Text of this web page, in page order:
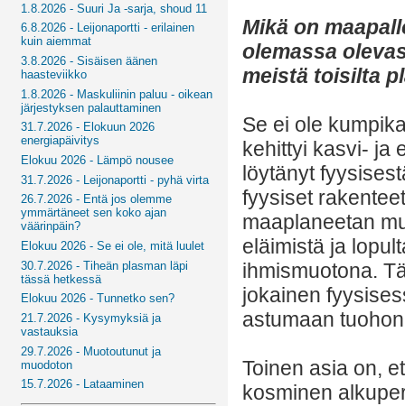
1.8.2026 - Suuri Ja -sarja, shoud 11
6.8.2026 - Leijonaportti - erilainen
kuin aiemmat
3.8.2026 - Sisäisen äänen
haasteviikko
1.8.2026 - Maskuliinin paluu - oikean
järjestyksen palauttaminen
31.7.2026 - Elokuun 2026
energiapäivitys
Elokuu 2026 - Lämpö nousee
31.7.2026 - Leijonaportti - pyhä virta
26.7.2026 - Entä jos olemme
ymmärtäneet sen koko ajan
väärinpäin?
Elokuu 2026 - Se ei ole, mitä luulet
30.7.2026 - Tiheän plasman läpi
tässä hetkessä
Elokuu 2026 - Tunnetko sen?
21.7.2026 - Kysymyksiä ja
vastauksia
29.7.2026 - Muotoutunut ja
muodoton
15.7.2026 - Lataaminen
Mikä on
olemassa
meistä toisilta
Se ei ole
kehittyi kasvi- ja
löytänyt
fyysiset
maaplaneetan
eläimistä ja
ihmismuotona.
jokainen
astumaan
Toinen asia on,
kosminen